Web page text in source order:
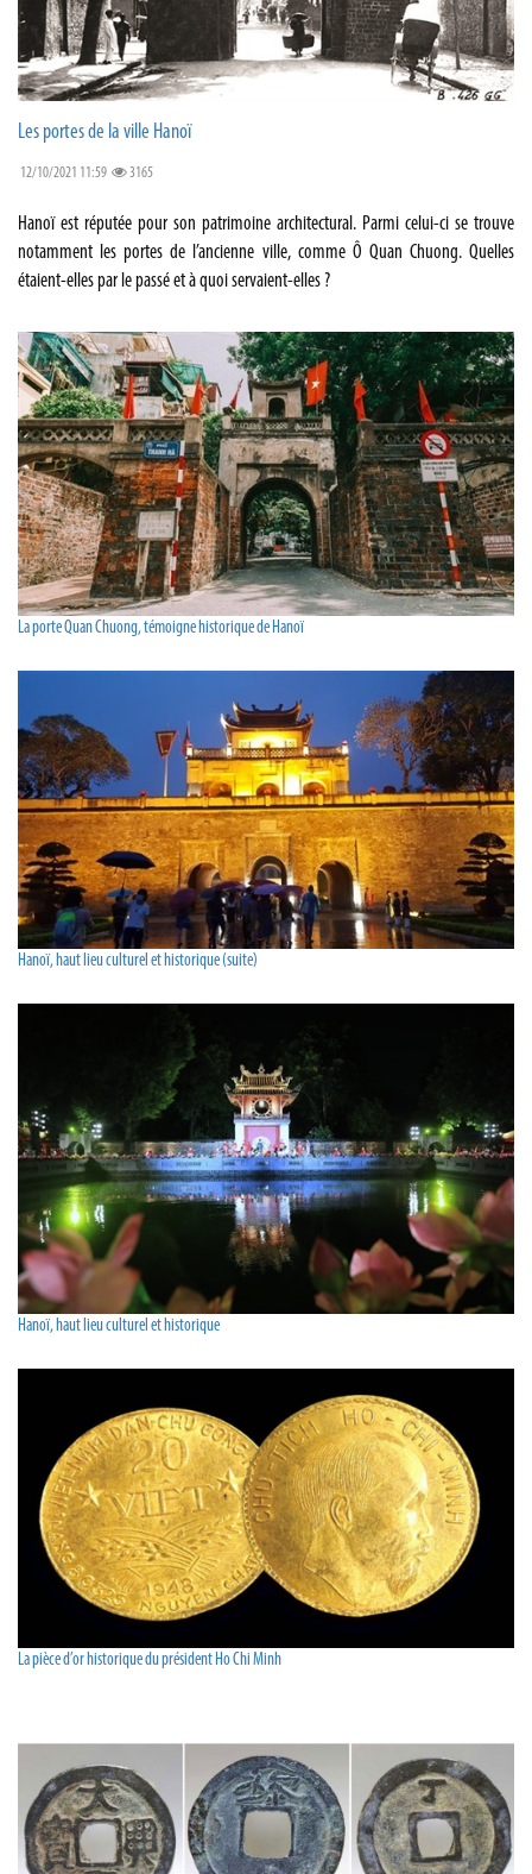
Les portes de la ville Hanoï
12/10/2021 11:59 3165
Hanoï est réputée pour son patrimoine architectural. Parmi celui-ci se trouve
notamment les portes de l’ancienne ville, comme Ô Quan Chuong. Quelles
étaient-elles par le passé et à quoi servaient-elles ?
La porte Quan Chuong, témoigne historique de Hanoï
Hanoï, haut lieu culturel et historique (suite)
Hanoï, haut lieu culturel et historique
La pièce d’or historique du président Ho Chi Minh